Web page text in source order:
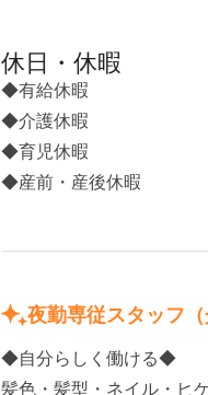
休日・休暇
◆有給休暇
◆介護休暇
◆育児休暇
◆産前・産後休暇
夜勤専従スタッフ
◆自分らしく働ける◆
髪色・髪型・ネイル・ヒ